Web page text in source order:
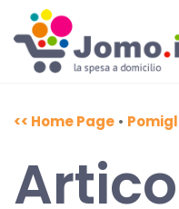
<< Home Page •